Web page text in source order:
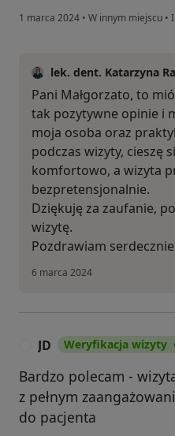
1 marca 2024 • W innym miejscu •
lek. dent. Katarzyna
Pani Małgorzato, to
tak pozytywne opinie i
moja osoba oraz
podczas wizyty, cieszę
komfortowo, a wizyta
bezpretensjonalnie.
Dziękuję za zaufanie,
wizytę.
Pozdrawiam serdecznie
6 marca 2024
JD Weryfikacja wizyty
Bardzo polecam -
z pełnym
do pacjenta